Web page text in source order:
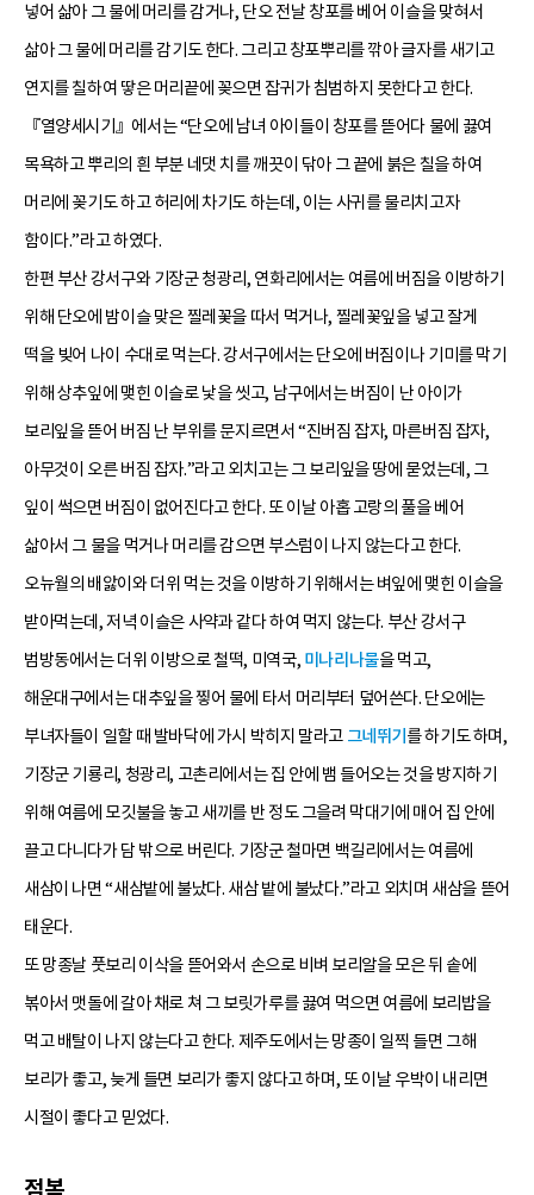
넣어 삶아 그 물에 머리를 감거나, 단오 전날 창포를 베어 이슬을 맞혀서
삶아 그 물에 머리를 감기도 한다. 그리고 창포뿌리를 깎아 글자를 새기고
연지를 칠하여 땋은 머리끝에 꽂으면 잡귀가 침범하지 못한다고 한다.
『열양세시기』에서는 “단오에 남녀 아이들이 창포를 뜯어다 물에 끓여
목욕하고 뿌리의 흰 부분 네댓 치를 깨끗이 닦아 그 끝에 붉은 칠을 하여
머리에 꽂기도 하고 허리에 차기도 하는데, 이는 사귀를 물리치고자
함이다.”라고 하였다.
한편 부산 강서구와 기장군 청광리, 연화리에서는 여름에 버짐을 이방하기
위해 단오에 밤이슬 맞은 찔레꽃을 따서 먹거나, 찔레꽃잎을 넣고 잘게
떡을 빚어 나이 수대로 먹는다. 강서구에서는 단오에 버짐이나 기미를 막기
위해 상추잎에 맺힌 이슬로 낯을 씻고, 남구에서는 버짐이 난 아이가
보리잎을 뜯어 버짐 난 부위를 문지르면서 “진버짐 잡자, 마른버짐 잡자,
아무것이 오른 버짐 잡자.”라고 외치고는 그 보리잎을 땅에 묻었는데, 그
잎이 썩으면 버짐이 없어진다고 한다. 또 이날 아홉 고랑의 풀을 베어
삶아서 그 물을 먹거나 머리를 감으면 부스럼이 나지 않는다고 한다.
오뉴월의 배앓이와 더위 먹는 것을 이방하기 위해서는 벼잎에 맺힌 이슬을
받아먹는데, 저녁 이슬은 사약과 같다 하여 먹지 않는다. 부산 강서구
범방동에서는 더위 이방으로 철떡, 미역국, 미나리나물을 먹고,
해운대구에서는 대추잎을 찧어 물에 타서 머리부터 덮어쓴다. 단오에는
부녀자들이 일할 때 발바닥에 가시 박히지 말라고 그네뛰기 를 하기도 하며,
기장군 기룡리, 청광리, 고촌리에서는 집 안에 뱀 들어오는 것을 방지하기
위해 여름에 모깃불을 놓고 새끼를 반 정도 그을려 막대기에 매어 집 안에
끌고 다니다가 담 밖으로 버린다. 기장군 철마면 백길리에서는 여름에
새삼이 나면 “새삼밭에 불났다. 새삼 밭에 불났다.”라고 외치며 새삼을 뜯어
태운다.
또 망종날 풋보리 이삭을 뜯어와서 손으로 비벼 보리알을 모은 뒤 솥에
볶아서 맷돌에 갈아 채로 쳐 그 보릿가루를 끓여 먹으면 여름에 보리밥을
먹고 배탈이 나지 않는다고 한다. 제주도에서는 망종이 일찍 들면 그해
보리가 좋고, 늦게 들면 보리가 좋지 않다고 하며, 또 이날 우박이 내리면
시절이 좋다고 믿었다.
점복